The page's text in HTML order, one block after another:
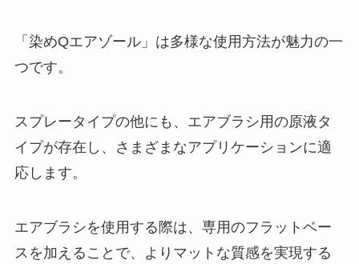
「染めQエアゾール」は多様な使用方法が魅力の一
つです。
スプレータイプの他にも、エアブラシ用の原液タ
イプが存在し、さまざまなアプリケーションに適
応します。
エアブラシを使用する際は、専用のフラットベー
スを加えることで、よりマットな質感を実現する